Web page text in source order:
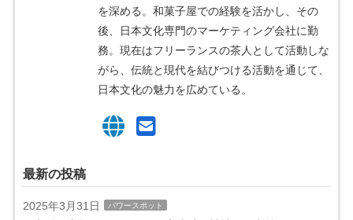
を深める。和菓子屋での経験を活かし、その
後、日本文化専門のマーケティング会社に勤
務。現在はフリーランスの茶人として活動しな
がら、伝統と現代を結びつける活動を通じて、
日本文化の魅力を広めている。
最新の投稿
2025年3月31日 パワースポット